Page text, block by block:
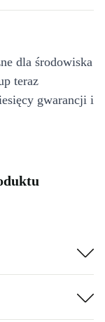
dla środowiska
teraz
gwarancji i